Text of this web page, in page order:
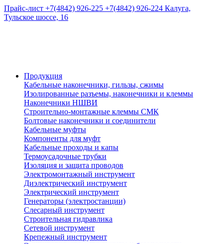
Прайс-лист +7(4842) 926-225 +7(4842) 926-224 Калуга,
Тульское шоссе, 16
Продукция
Кабельные наконечники, гильзы, сжимы
Изолированные разъемы, наконечники и клеммы
Наконечники НШВИ
Строительно-монтажные клеммы СМК
Болтовые наконечники и соединители
Кабельные муфты
Компоненты для муфт
Кабельные проходы и капы
Термоусадочные трубки
Изоляция и защита проводов
Электромонтажный инструмент
Диэлектрический инструмент
Электрический инструмент
Генераторы (электростанции)
Слесарный инструмент
Строительная гидравлика
Сетевой инструмент
Крепежный инструмент